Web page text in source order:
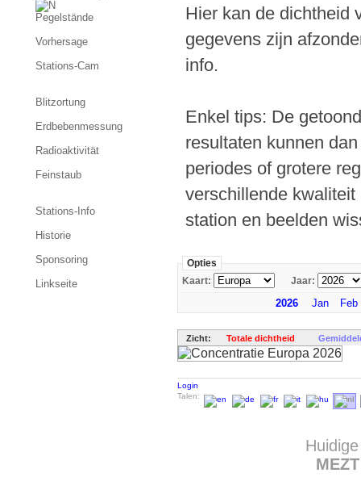
Hier kan de dichtheid
gegevens zijn
info.
Enkel tips: De
resultaten kunnen
periodes of grotere
verschillende
station en beelden
Opties
Kaart:
Jaar:
2026 Jan Feb
Zicht: Totale dichtheid
Login
Talen:
MEZT
Pegelstände
Vorhersage
Stations-Cam
Blitzortung
Erdbebenmessung
Radioaktivität
Feinstaub
Stations-Info
Historie
Sponsoring
Linkseite